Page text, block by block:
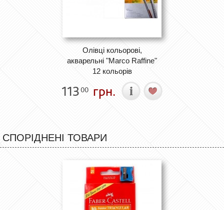
Олівці кольорові,
акварельні "Marco Raffine"
12 кольорів
11300 грн.
СПОРІДНЕНІ ТОВАРИ